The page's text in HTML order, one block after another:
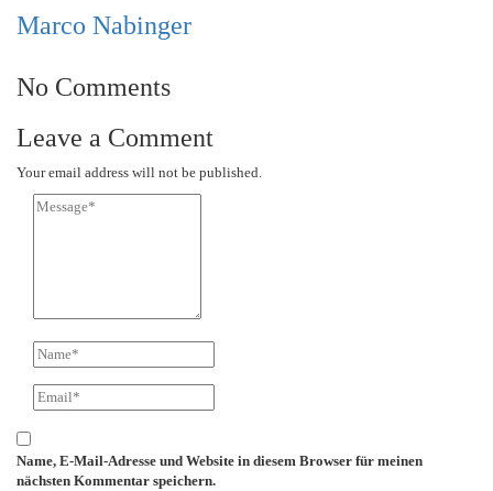
Marco Nabinger
No Comments
Leave a Comment
Your email address will not be published.
Name, E-Mail-Adresse und Website in diesem Browser für meinen
nächsten Kommentar speichern.